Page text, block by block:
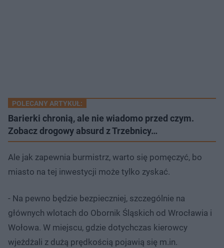
POLECANY ARTYKUŁ:
Barierki chronią, ale nie wiadomo przed czym.
Zobacz drogowy absurd z Trzebnicy…
Ale jak zapewnia burmistrz, warto się pomęczyć, bo
miasto na tej inwestycji może tylko zyskać.
- Na pewno będzie bezpieczniej, szczególnie na
głównych wlotach do Obornik Śląskich od Wrocławia i
Wołowa. W miejscu, gdzie dotychczas kierowcy
wjeżdżali z dużą prędkością pojawią się m.in.